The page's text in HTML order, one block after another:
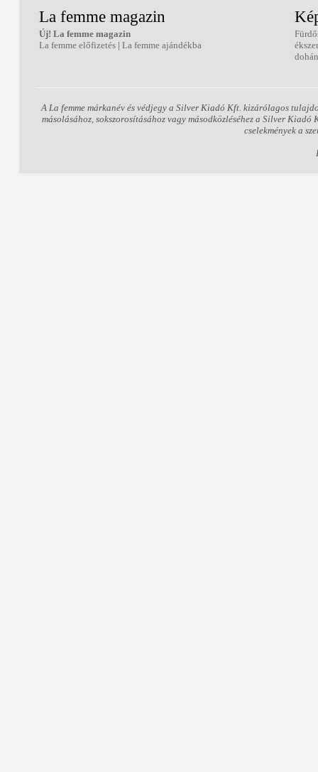
La femme magazin
Új! La femme magazin
La femme előfizetés | La femme ajándékba
A La femme márkanév és védjegy a Silver Kiadó Kft. kizárólagos
másolásához, sokszorosításához vagy másodközléséhez a Silver
cselekmények a